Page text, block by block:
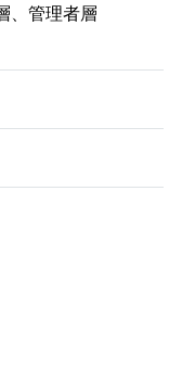
、管理者層